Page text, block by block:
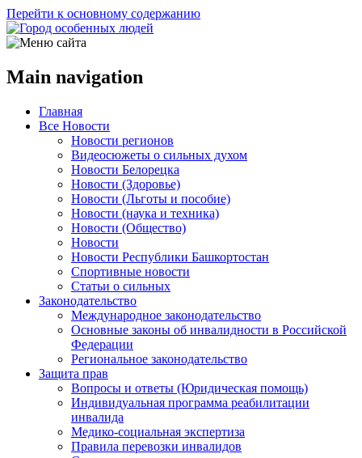
Перейти к основному содержанию
Main navigation
Главная
Все Новости
Новости регионов
Видеосюжеты о сильных духом
Новости Белорецка
Новости (Здоровье)
Новости (Льготы и пособие)
Новости (наука и техника)
Новости (Общество)
Новости
Новости Республики Башкортостан
Спортивные новости
Статьи о сильных
Законодательство
Международное законодательство
Основные законы об инвалидности в Российской
Федерации
Региональное законодательство
Защита прав
Вопросы и ответы (Юридическая помощь)
Индивидуальная программа реабилитации
инвалида
Медико-социальная экспертиза
Правила перевозки инвалидов